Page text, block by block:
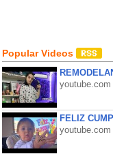
Popular Videos
youtube.com
FELIZ
youtube.com